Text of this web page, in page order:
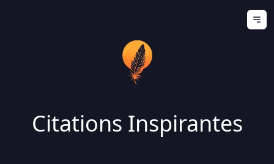
Citations Inspirantes